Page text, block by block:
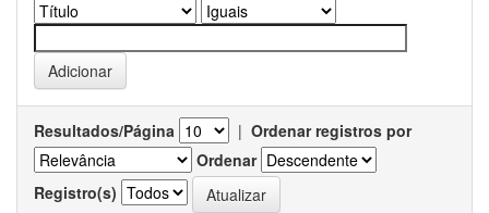
Resultados/Página | Ordenar registros por
Ordenar
Registro(s)